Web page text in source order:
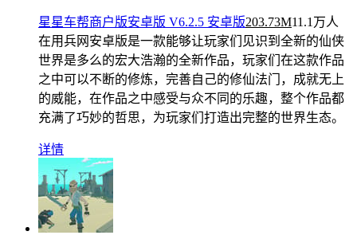
星星车帮商户版安卓版 V6.2.5 安卓版203.73M11.1万人
在用兵网安卓版是一款能够让玩家们见识到全新的仙侠
世界是多么的宏大浩瀚的全新作品，玩家们在这款作品
之中可以不断的修炼，完善自己的修仙法门，成就无上
的威能，在作品之中感受与众不同的乐趣，整个作品都
充满了巧妙的哲思，为玩家们打造出完整的世界生态。
详情